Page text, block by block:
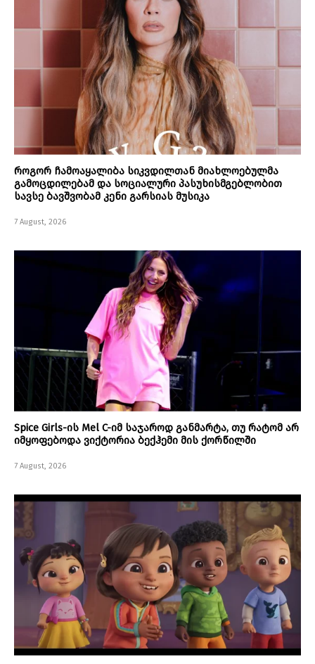
როგორ ჩამოაყალიბა სიკვდილთან მიახლოებულმა
გამოცდილებამ და სოციალური პასუხისმგებლობით
სავსე ბავშვობამ კენი გარსიას მუსიკა
7 August, 2026
Spice Girls-ის Mel C-იმ საჯაროდ განმარტა, თუ რატომ არ
იმყოფებოდა ვიქტორია ბექჰემი მის ქორწილში
7 August, 2026